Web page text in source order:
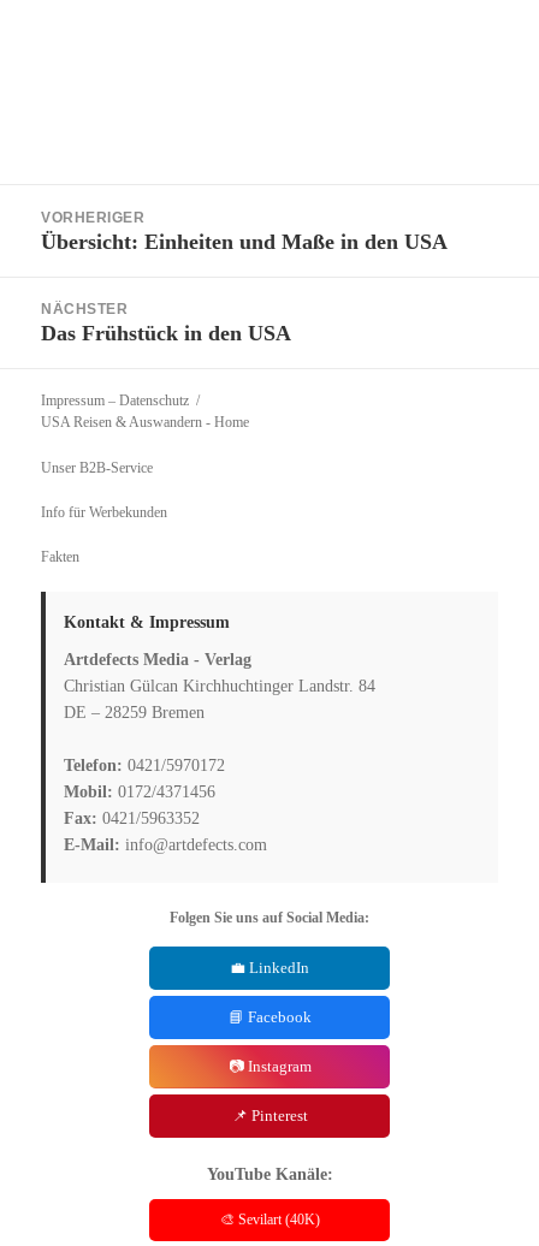
VORHERIGER
Vorheriger
Übersicht: Einheiten und Maße in den USA
NÄCHSTER
Nächster
Das Frühstück in den USA
Impressum – Datenschutz
USA Reisen & Auswandern - Home
Unser B2B-Service
Info für Werbekunden
Fakten
Kontakt & Impressum
Artdefects Media - Verlag
Christian Gülcan Kirchhuchtinger Landstr. 84
DE – 28259 Bremen
Telefon: 0421/5970172
Mobil: 0172/4371456
Fax: 0421/5963352
E-Mail: info@artdefects.com
Folgen Sie uns auf Social Media:
💼 LinkedIn
📘 Facebook
📷 Instagram
📌 Pinterest
YouTube Kanäle:
🎨 Sevilart (40K)